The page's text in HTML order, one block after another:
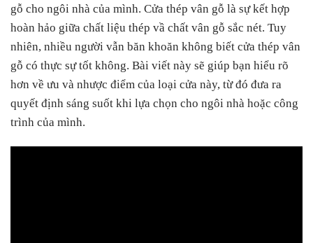
gỗ cho ngôi nhà của mình. Cửa thép vân gỗ là sự kết hợp
hoàn hảo giữa chất liệu thép vầ chất vân gỗ sắc nét. Tuy
nhiên, nhiều người vẫn băn khoăn không biết cửa thép vân
gỗ có thực sự tốt không. Bài viết này sẽ giúp bạn hiểu rõ
hơn về ưu và nhược điểm của loại cửa này, từ đó đưa ra
quyết định sáng suốt khi lựa chọn cho ngôi nhà hoặc công
trình của mình.